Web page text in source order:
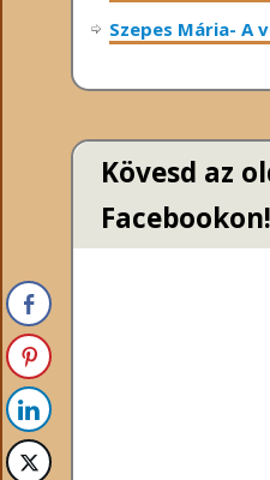
Szepes Mária- A
Kövesd az
Facebookon!